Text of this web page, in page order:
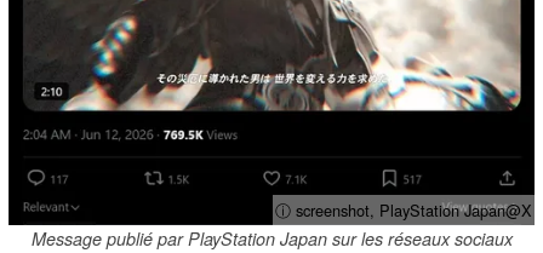
ⓘ screenshot, PlayStation Japan@X
Message publié par PlayStation Japan sur les réseaux sociaux